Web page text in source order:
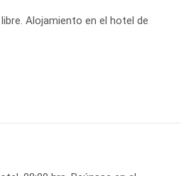
Alojamiento en el hotel de